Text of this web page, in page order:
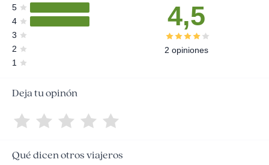
5
4
3
2
1
4,5
2 opiniones
Deja tu opinón
Qué dicen otros viajeros